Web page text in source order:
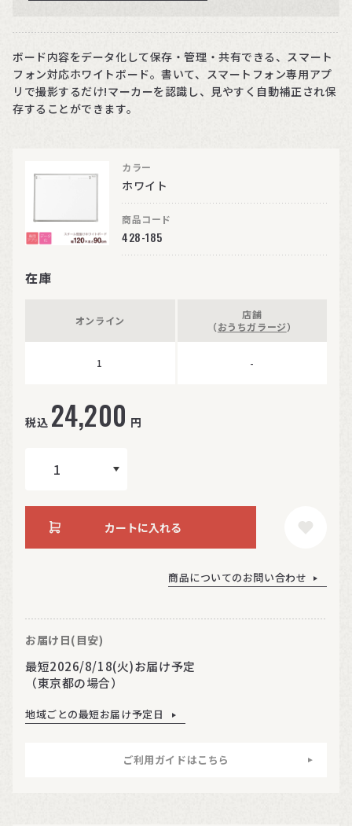
ボード内容をデータ化して保存・管理・共有できる、スマート
フォン対応ホワイトボード。書いて、スマートフォン専用アプ
リで撮影するだけ!マーカーを認識し、見やすく自動補正され保
存することができます。
カラー
ホワイト
商品コード
428-185
在庫
オンライン
1
店舗
（おうちガラージ）
-
税込 24,200 円
カートに入れる
商品についてのお問い合わせ
お届け日(目安)
最短2026/8/18(火)お届け予定
（東京都の場合）
地域ごとの最短お届け予定日
ご利用ガイドはこちら